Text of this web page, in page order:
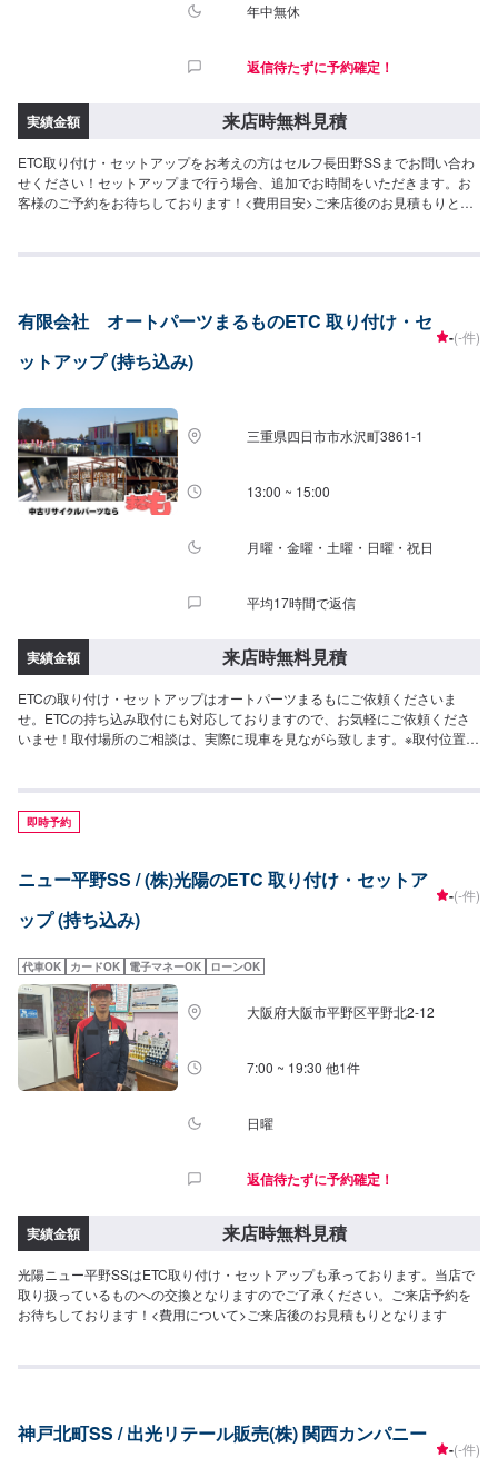
年中無休
返信待たずに予約確定！
実績金額 来店時無料見積
ETC取り付け・セットアップをお考えの方はセルフ長田野SSまでお問い合わ
せください！セットアップまで行う場合、追加でお時間をいただきます。お
客様のご予約をお待ちしております！<費用目安>ご来店後のお見積もりとな
有限会社 オートパーツまるものETC 取り付け・セ
ットアップ (持ち込み)
-(-件)
三重県四日市市水沢町3861-1
13:00 ~ 15:00
月曜・金曜・土曜・日曜・祝日
平均17時間で返信
実績金額 来店時無料見積
ETCの取り付け・セットアップはオートパーツまるもにご依頼くださいま
せ。ETCの持ち込み取付にも対応しておりますので、お気軽にご依頼くださ
いませ！取付場所のご相談は、実際に現車を見ながら致します。※取付位置に
即時予約
ニュー平野SS / (株)光陽のETC 取り付け・セットア
ップ (持ち込み)
-(-件)
代車OK カードOK 電子マネーOK ローンOK
大阪府大阪市平野区平野北2-12
7:00 ~ 19:30 他1件
日曜
返信待たずに予約確定！
実績金額 来店時無料見積
光陽ニュー平野SSはETC取り付け・セットアップも承っております。当店で
取り扱っているものへの交換となりますのでご了承ください。ご来店予約を
お待ちしております！<費用について>ご来店後のお見積もりとなります
神戸北町SS / 出光リテール販売(株) 関西カンパニー
-(-件)